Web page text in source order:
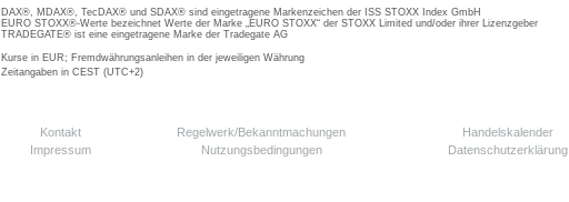
DAX®, MDAX®, TecDAX® und SDAX® sind eingetragene Markenzeichen der ISS STOXX Index GmbH
EURO STOXX®-Werte bezeichnet Werte der Marke „EURO STOXX“ der STOXX Limited und/oder ihrer Lizenzgeber
TRADEGATE® ist eine eingetragene Marke der Tradegate AG
Kurse in EUR; Fremdwährungsanleihen in der jeweiligen Währung
Zeitangaben in CEST (UTC+2)
Kontakt Regelwerk/Bekanntmachungen
Handelskalender
Impressum
Nutzungsbedingungen Datenschutzerklärung